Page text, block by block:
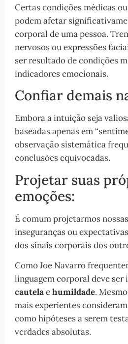
Certas condições médicas
podem afetar
corporal de uma pessoa.
nervosos ou expressões
ser resultado de condições
indicadores emocionais.
Confiar demais
Embora a intuição seja
baseadas apenas em
observação sistemática
conclusões equivocadas.
Projetar suas
emoções:
É comum projetarmos
inseguranças ou
dos sinais corporais dos
Como Joe Navarro
linguagem corporal deve
cautelaehumildade.
mais experientes
como hipóteses a serem
verdades absolutas.